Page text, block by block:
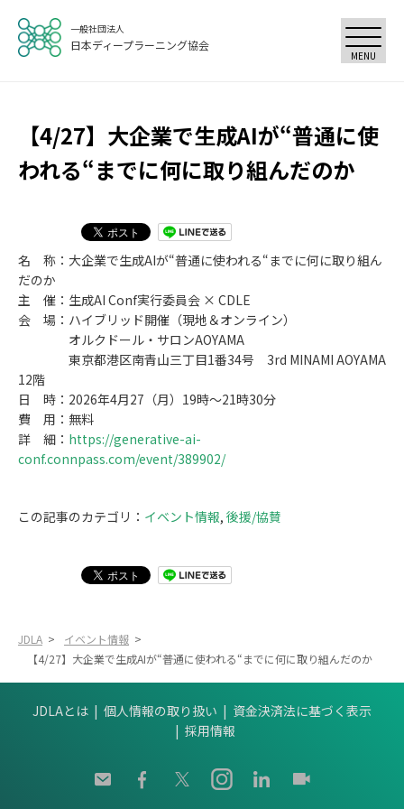
一般社団法人
日本ディープラーニング協会
MENU
【4/27】大企業で生成AIが“普通に使
われる“までに何に取り組んだのか
名 称：大企業で生成AIが“普通に使われる“までに何に取り組ん
だのか
主 催：生成AI Conf実行委員会 × CDLE
会 場：ハイブリッド開催（現地＆オンライン）
オルクドール・サロンAOYAMA
東京都港区南青山三丁目1番34号 3rd MINAMI AOYAMA
12階
日 時：2026年4月27（月）19時～21時30分
費 用：無料
詳 細： https://generative-ai-
conf.connpass.com/event/389902/
この記事のカテゴリ： イベント情報, 後援/協賛
JDLA > イベント情報 >
【4/27】大企業で生成AIが“普通に使われる“までに何に取り組んだのか
JDLAとは 個人情報の取り扱い
資金決済法に基づく表示
採用情報